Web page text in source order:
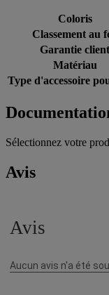
Coloris
Classement au
Garantie client
Matériau
Type d'accessoire
Sélectionnez votre
Avis